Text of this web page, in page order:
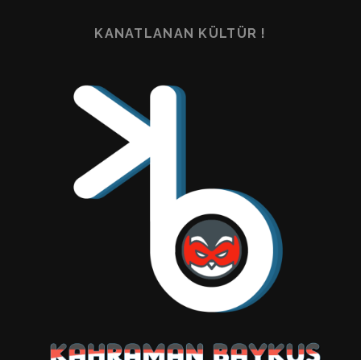
KANATLANAN KÜLTÜR !